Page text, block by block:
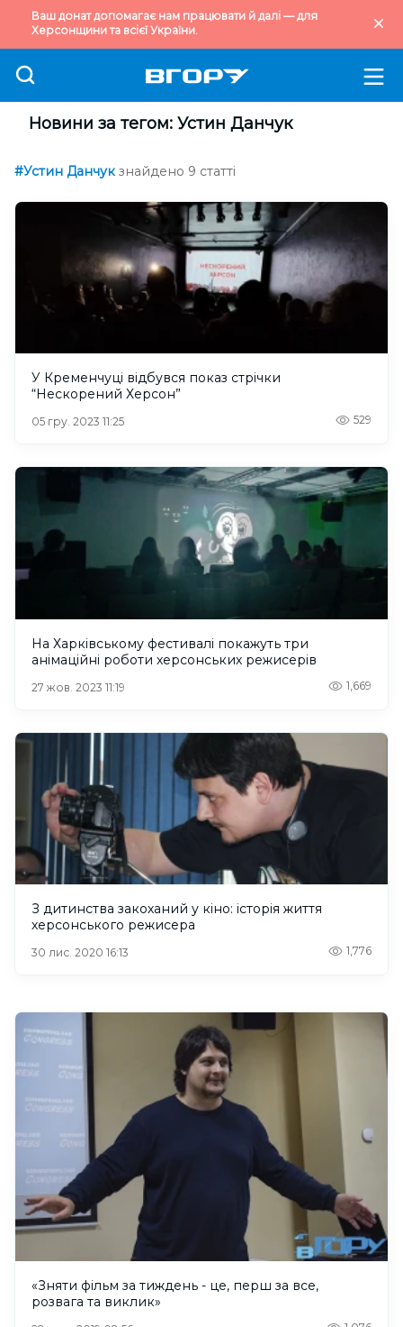
Ваш донат допомагає нам працювати й далі — для
Херсонщини та всієї України.
Новини за тегом: Устин Данчук
#Устин Данчук знайдено 9 статті
У Кременчуці відбувся показ стрічки
“Нескорений Херсон”
05 гру. 2023 11:25 529
На Харківському фестивалі покажуть три
анімаційні роботи херсонських режисерів
27 жов. 2023 11:19 1,669
З дитинства закоханий у кіно: історія життя
херсонського режисера
30 лис. 2020 16:13 1,776
«Зняти фільм за тиждень - це, перш за все,
розвага та виклик»